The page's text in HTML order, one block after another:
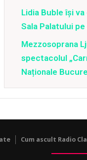
Lidia Buble își
Sala Palatului
Mezzosoprana
spectacolul
Naționale
Cum ascult Radio